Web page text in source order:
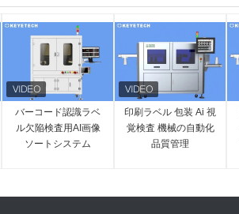
バーコード認識ラベ
ル欠陥検査用AI画像
ソートシステム
印刷ラベル 包装 Ai 視
覚検査 機械の自動化
品質管理